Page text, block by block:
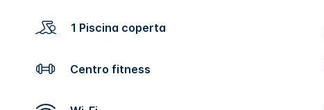
1 Piscina coperta
Centro fitness